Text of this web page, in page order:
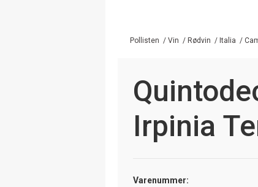
Pollisten / Vin / Rødvin / Italia /
Irpinia
Varenummer: